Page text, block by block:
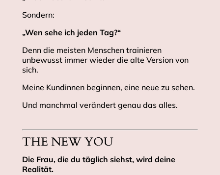
Sondern:
„Wen sehe ich jeden Tag?“
Denn die meisten Menschen trainieren
unbewusst immer wieder die alte Version von
sich.
Meine Kundinnen beginnen, eine neue zu sehen.
Und manchmal verändert genau das alles.
THE NEW YOU
Die Frau, die du täglich siehst, wird deine
Realität.